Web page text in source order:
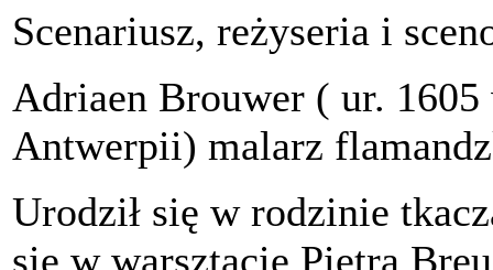
Scenariusz, reżyseria i
Adriaen Brouwer ( ur.
Antwerpii) malarz
Urodził się w rodzinie
się w warsztacie Pietra